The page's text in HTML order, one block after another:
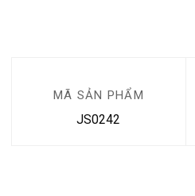
MÃ SẢN PHẨM
JS0242